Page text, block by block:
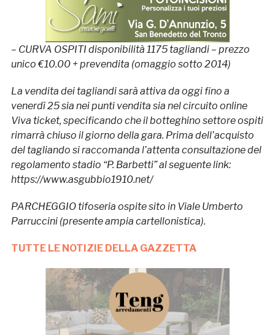
– CURVA OSPITI disponibilità 1175 tagliandi – prezzo
unico €10.00 + prevendita (omaggio sotto 2014)
La vendita dei tagliandi sarà attiva da oggi fino a
venerdì 25 sia nei punti vendita sia nel circuito online
Viva ticket, specificando che il botteghino settore ospiti
rimarrà chiuso il giorno della gara. Prima dell’acquisto
del tagliando si raccomanda l’attenta consultazione del
regolamento stadio “P. Barbetti” al seguente link:
https://www.asgubbio1910.net/
PARCHEGGIO tifoseria ospite sito in Viale Umberto
Parruccini (presente ampia cartellonistica).
TUTTE LE NOTIZIE DELLA GAZZETTA